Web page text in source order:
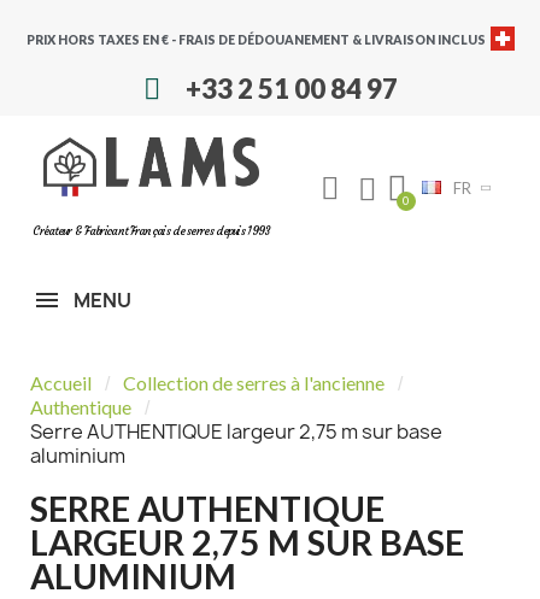
PRIX HORS TAXES EN € - FRAIS DE DÉDOUANEMENT & LIVRAISON INCLUS
+33 2 51 00 84 97
Créateur & Fabricant Français de serres depuis 1993
FR
MENU
Accueil
Collection de serres à l'ancienne
Authentique
Serre AUTHENTIQUE largeur 2,75 m sur base
aluminium
SERRE AUTHENTIQUE
LARGEUR 2,75 M SUR BASE
ALUMINIUM